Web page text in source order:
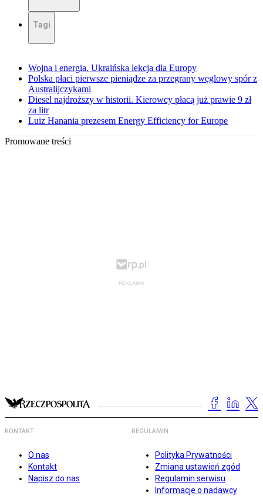
Tagi
Wojna i energia. Ukraińska lekcja dla Europy
Polska płaci pierwsze pieniądze za przegrany węglowy spór z
Australijczykami
Diesel najdroższy w historii. Kierowcy płacą już prawie 9 zł
za litr
Luiz Hanania prezesem Energy Efficiency for Europe
Promowane treści
KONTAKT
O nas
Kontakt
Napisz do nas
REGULAMIN
Polityka Prywatności
Zmiana ustawień zgód
Regulamin serwisu
Informacje o nadawcy